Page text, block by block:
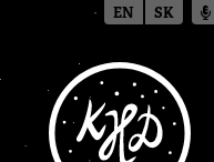
EN SK